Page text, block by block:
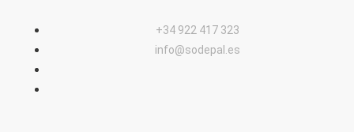
+34 922 417 323
info@sodepal.es